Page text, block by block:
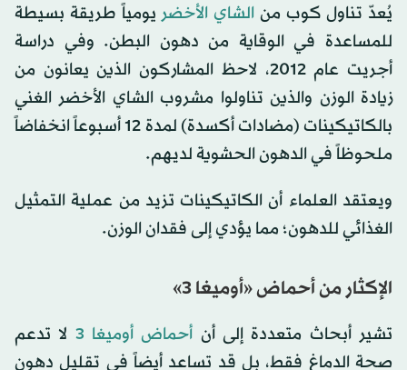
يُعدّ تناول كوب من الشاي الأخضر يومياً طريقة بسيطة
للمساعدة في الوقاية من دهون البطن. وفي دراسة
أجريت عام 2012، لاحظ المشاركون الذين يعانون من
زيادة الوزن والذين تناولوا مشروب الشاي الأخضر الغني
بالكاتيكينات (مضادات أكسدة) لمدة 12 أسبوعاً انخفاضاً
ملحوظاً في الدهون الحشوية لديهم.
ويعتقد العلماء أن الكاتيكينات تزيد من عملية التمثيل
الغذائي للدهون؛ مما يؤدي إلى فقدان الوزن.
الإكثار من أحماض «أوميغا 3»
تشير أبحاث متعددة إلى أن أحماض أوميغا 3
لا تدعم
صحة الدماغ فقط، بل قد تساعد أيضاً في تقليل دهون